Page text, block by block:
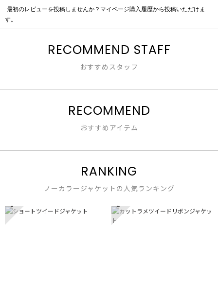
価
最初のレビューを投稿しませんか？マイページ購入履歴から投稿いただけま
す。
RECOMMEND STAFF
おすすめスタッフ
RECOMMEND
おすすめアイテム
RANKING
ノーカラージャケットの人気ランキング
1 2